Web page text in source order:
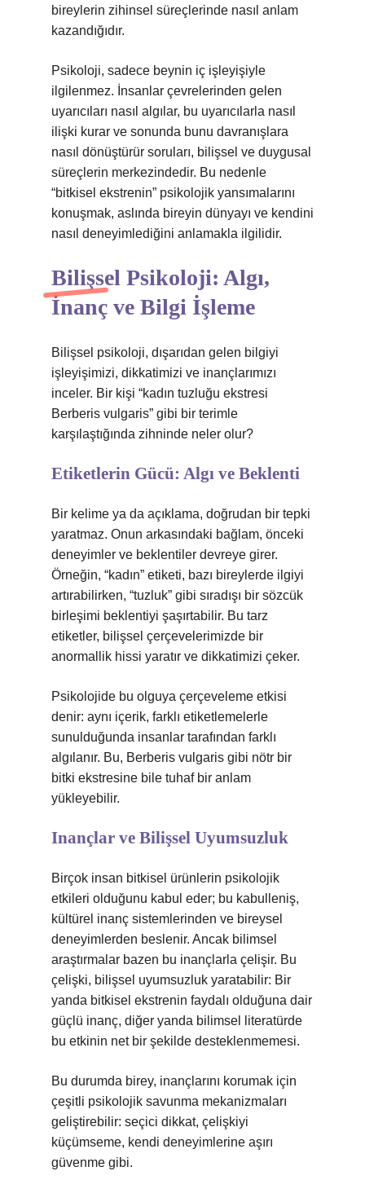
bireylerin zihinsel süreçlerinde nasıl anlam
kazandığıdır.
Psikoloji, sadece beynin iç işleyişiyle
ilgilenmez. İnsanlar çevrelerinden gelen
uyarıcıları nasıl algılar, bu uyarıcılarla nasıl
ilişki kurar ve sonunda bunu davranışlara
nasıl dönüştürür soruları, bilişsel ve duygusal
süreçlerin merkezindedir. Bu nedenle
“bitkisel ekstrenin” psikolojik yansımalarını
konuşmak, aslında bireyin dünyayı ve kendini
nasıl deneyimlediğini anlamakla ilgilidir.
Bilişsel Psikoloji: Algı,
İnanç ve Bilgi İşleme
Bilişsel psikoloji, dışarıdan gelen bilgiyi
işleyişimizi, dikkatimizi ve inançlarımızı
inceler. Bir kişi “kadın tuzluğu ekstresi
Berberis vulgaris” gibi bir terimle
karşılaştığında zihninde neler olur?
Etiketlerin Gücü: Algı ve Beklenti
Bir kelime ya da açıklama, doğrudan bir tepki
yaratmaz. Onun arkasındaki bağlam, önceki
deneyimler ve beklentiler devreye girer.
Örneğin, “kadın” etiketi, bazı bireylerde ilgiyi
artırabilirken, “tuzluk” gibi sıradışı bir sözcük
birleşimi beklentiyi şaşırtabilir. Bu tarz
etiketler, bilişsel çerçevelerimizde bir
anormallik hissi yaratır ve dikkatimizi çeker.
Psikolojide bu olguya çerçeveleme etkisi
denir: aynı içerik, farklı etiketlemelerle
sunulduğunda insanlar tarafından farklı
algılanır. Bu, Berberis vulgaris gibi nötr bir
bitki ekstresine bile tuhaf bir anlam
yükleyebilir.
Inançlar ve Bilişsel Uyumsuzluk
Birçok insan bitkisel ürünlerin psikolojik
etkileri olduğunu kabul eder; bu kabulleniş,
kültürel inanç sistemlerinden ve bireysel
deneyimlerden beslenir. Ancak bilimsel
araştırmalar bazen bu inançlarla çelişir. Bu
çelişki, bilişsel uyumsuzluk yaratabilir: Bir
yanda bitkisel ekstrenin faydalı olduğuna dair
güçlü inanç, diğer yanda bilimsel literatürde
bu etkinin net bir şekilde desteklenmemesi.
Bu durumda birey, inançlarını korumak için
çeşitli psikolojik savunma mekanizmaları
geliştirebilir: seçici dikkat, çelişkiyi
küçümseme, kendi deneyimlerine aşırı
güvenme gibi.